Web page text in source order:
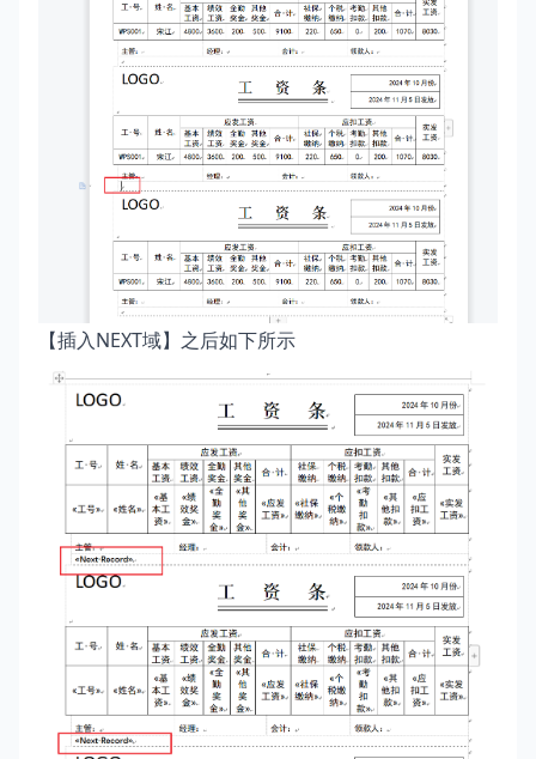
【插入NEXT域】之后如下所示